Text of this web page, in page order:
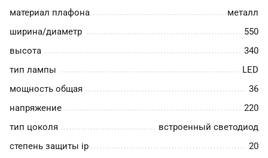
материал плафона
металл
ширина/диаметр
550
высота
340
тип лампы
LED
мощность общая
36
напряжение
220
тип цоколя
встроенный светодиод
степень защиты ip
20